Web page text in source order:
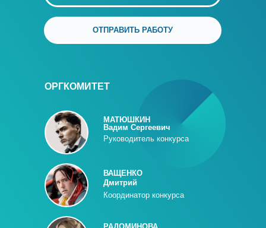
Координатор конкурса
ВАЩЕНКО
Дмитрий
Руководитель конкурса
МАТЮШКИН
Вадим Сергеевич
ОРГКОМИТЕТ
ОТПРАВИТЬ РАБОТУ